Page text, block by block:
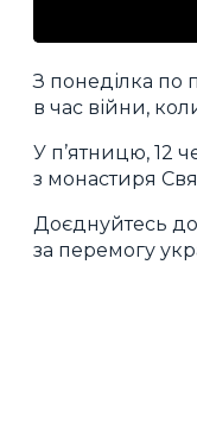
З понеділка по
в час війни,
У п’ятницю, 12
з монастиря
Доєднуйтесь до
за перемогу